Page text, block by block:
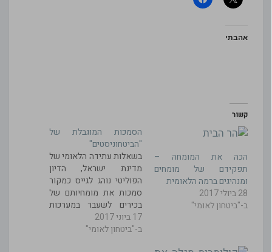
אהבתי
קשור
הכה את המומחה –
תפקידם של מומחים
ומנהיגים ברמה הלאומית
28 ביולי 2017
ב-"ביטחון לאומי"
הסמכות המוגבלת של
"הביטחוניסטים"
בשאלות עתידה הלאומי של
מדינת ישראל, הדיון
הפוליטי נוהג לגייס כמקור
סמכות את מומחיותם של
בכירים לשעבר במערכות
הביטחון. ראוי לתת דעתנו
לשאלת תוקף סמכותם.
17 ביוני 2017
ב-"ביטחון לאומי"